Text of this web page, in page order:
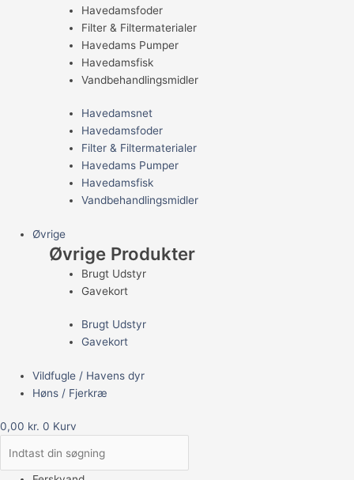
Havedamsfoder
Filter & Filtermaterialer
Havedams Pumper
Havedamsfisk
Vandbehandlingsmidler
Havedamsnet
Havedamsfoder
Filter & Filtermaterialer
Havedams Pumper
Havedamsfisk
Vandbehandlingsmidler
Øvrige
Øvrige Produkter
Brugt Udstyr
Gavekort
Brugt Udstyr
Gavekort
Vildfugle / Havens dyr
Høns / Fjerkræ
0,00 kr. 0 Kurv